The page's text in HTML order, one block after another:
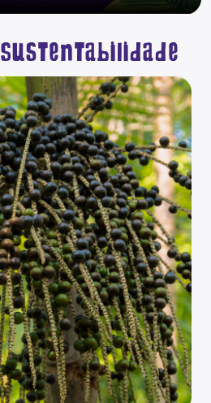
Sustentabilidade